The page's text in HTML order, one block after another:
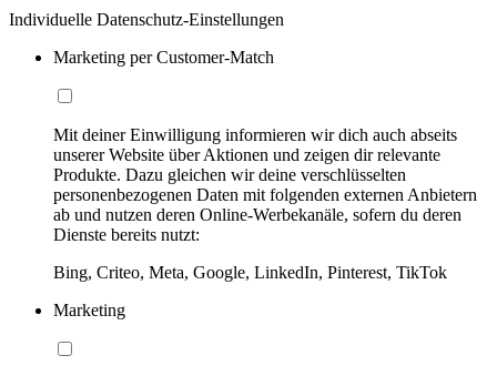
Individuelle Datenschutz-Einstellungen
Marketing per Customer-Match
Mit deiner Einwilligung informieren wir dich auch abseits
unserer Website über Aktionen und zeigen dir relevante
Produkte. Dazu gleichen wir deine verschlüsselten
personenbezogenen Daten mit folgenden externen Anbietern
ab und nutzen deren Online-Werbekanäle, sofern du deren
Dienste bereits nutzt:
Bing, Criteo, Meta, Google, LinkedIn, Pinterest, TikTok
Marketing